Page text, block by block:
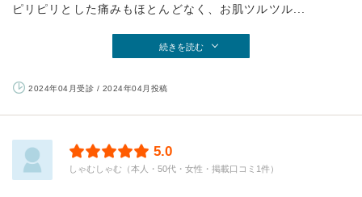
ピリピリとした痛みもほとんどなく、お肌ツルツル...
続きを読む
2024年04月受診 / 2024年04月投稿
5.0
しゃむしゃむ（本人・50代・女性・掲載口コミ1件）